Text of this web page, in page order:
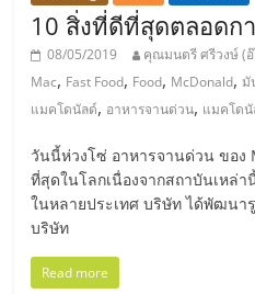
ทำเล
สำหรับ
เปิด
ร้าน
10 สิ่งที่ดีที่สุดตลอดก
08/05/2019 คุณมนตรี ศรีวงษ์ (
Mac, Fast Food, Food, McDonald,มั
แมคโดนัลด์, อาหารจานด่วน, แมคโด
วันนี้ห่วงโซ่ อาหารจานด่วน ของ
ที่สุดในโลกเนื่องจากสถาบันเหล่
ในหลายประเทศ บริษัท ได้พัฒนา
บริษัท
Read more